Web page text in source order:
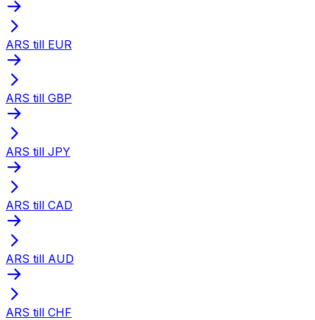
ARS till EUR
ARS till GBP
ARS till JPY
ARS till CAD
ARS till AUD
ARS till CHF